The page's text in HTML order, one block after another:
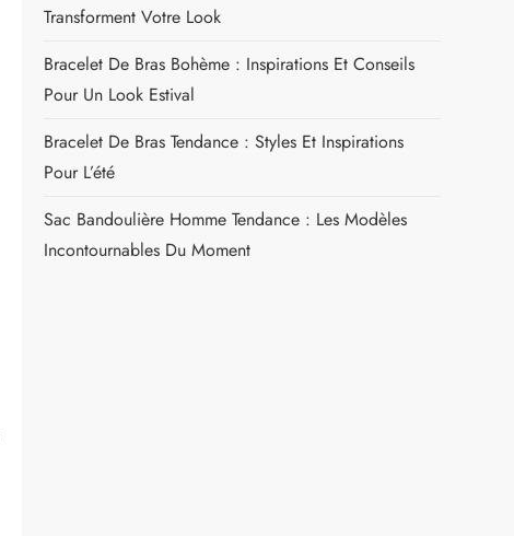
Transforment Votre Look
Bracelet De Bras Bohème : Inspirations Et Conseils
Pour Un Look Estival
Bracelet De Bras Tendance : Styles Et Inspirations
Pour L’été
Sac Bandoulière Homme Tendance : Les Modèles
Incontournables Du Moment